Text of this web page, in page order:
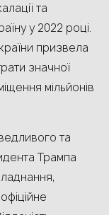
та
у 2022 році.
призвела
значної
мільйонів
та
Трампа